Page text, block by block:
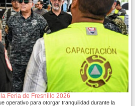
Feria de Fresnillo 2026
operativo para otorgar tranquilidad durante la